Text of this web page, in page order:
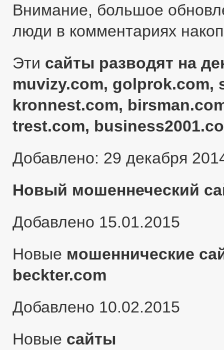
Внимание, большое
люди в комментариях
Эти сайты разводят на
muvizy.com, golprok.com,
kronnest.com,
trest.com,
Добавлено: 29 декабря
Новый мошеннеческий
Добавлено 15.01.2015
Новые мошеннические
beckter.com
Добавлено 10.02.2015
Новые сайты